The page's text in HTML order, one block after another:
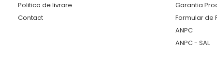
Politica de livrare
Contact
Garantia
Formular de
ANPC
ANPC - SAL